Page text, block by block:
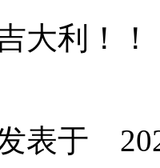
大利！
于